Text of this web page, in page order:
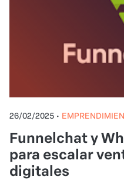
26/02/2025 •
Funnelchat y
para escalar
digitales